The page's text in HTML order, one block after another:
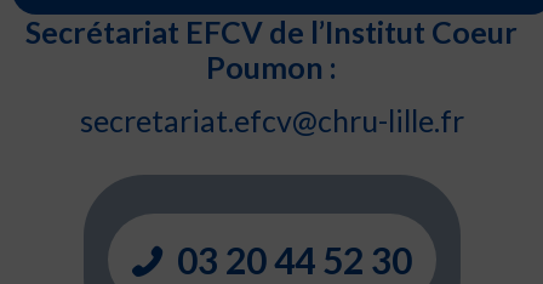
Secrétariat EFCV de l’Institut Coeur
Poumon :
secretariat.efcv@chru-lille.fr
03 20 44 52 30